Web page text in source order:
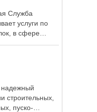
Служба
услуги по
в сфере
строительных,
пуско-